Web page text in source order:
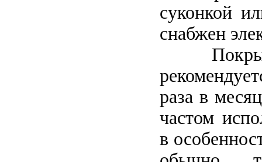
суконкой
снабжен
раза в
частом
в